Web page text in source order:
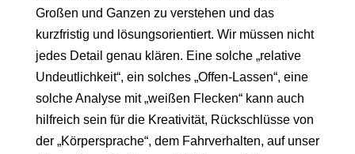
Großen und Ganzen zu verstehen und das
kurzfristig und lösungsorientiert. Wir müssen nicht
jedes Detail genau klären. Eine solche „relative
Undeutlichkeit“, ein solches „Offen-Lassen“, eine
solche Analyse mit „weißen Flecken“ kann auch
hilfreich sein für die Kreativität, Rückschlüsse von
der „Körpersprache“, dem Fahrverhalten, auf unser